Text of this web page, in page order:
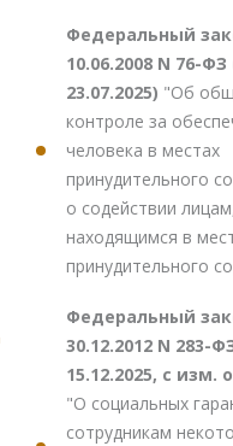
Федеральный
10.06.2008 N 76-
23.07.2025) "Об
контроле за
человека в местах
принудительного
о содействии
находящимся в
принудительного
Федеральный
30.12.2012 N 283-
15.12.2025, с изм.
"О социальных
сотрудникам